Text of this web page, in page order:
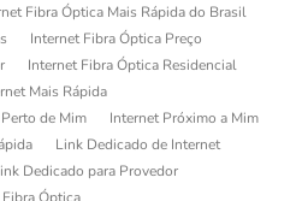
Fibra Óptica Mais Rápida do Brasil
Internet Fibra Óptica Preço
Internet Fibra Óptica Residencial
Mais Rápida
de Mim
Internet Próximo a Mim
Link Dedicado de Internet
Dedicado para Provedor